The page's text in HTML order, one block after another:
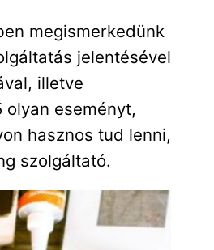
megismerkedünk
jelentésével
illetve
olyan eseményt,
hasznos tud lenni,
szolgáltató.